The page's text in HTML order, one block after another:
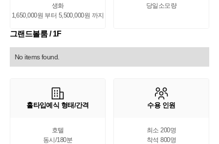
생화
1,650,000원 부터 5,500,000원 까지
당일소모량
그랜드볼룸 / 1F
No items found.
홀타입예식 형태/간격
호텔
동시/180분
수용 인원
최소 200명
착석 800명